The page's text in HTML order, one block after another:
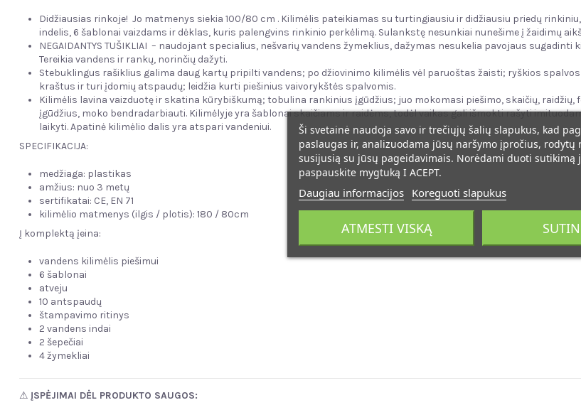
Didžiausias rinkoje! Jo matmenys siekia 100/80 cm . Kilimėlis pateikiamas su turtingiausiu ir didžiausiu priedų
indelis, 6 šablonai vaizdams ir dėklas, kuris palengvins rinkinio perkėlimą. Sulankstę nesunkiai nunešime į žaidimų
NEGAIDANTYS TUŠIKLIAI – naudojant specialius, nešvarių vandens žymeklius, dažymas nesukelia pavojaus
Tereikia vandens ir rankų, norinčių dažyti.
Stebuklingus rašiklius galima daug kartų pripilti vandens; po džiovinimo kilimėlis vėl paruoštas žaisti; ryškios
kraštus ir turi įdomių atspaudų; leidžia kurti piešinius vaivorykštės spalvomis.
Kilimėlis lavina vaizduotę ir skatina kūrybiškumą; tobulina rankinius įgūdžius; juo mokomasi piešimo, skaičių,
įgūdžius, moko bendradarbiauti. Kilimėlyje yra šablonai skaičiams ir raidėms, todėl vaikas gali išmokti rašyti
laikyti. Apatinė kilimėlio dalis yra atspari vandeniui.
SPECIFIKACIJA:
medžiaga: plastikas
amžius: nuo 3 metų
sertifikatai: CE, EN 71
kilimėlio matmenys (ilgis / plotis): 180 / 80cm
Į komplektą įeina:
vandens kilimėlis piešimui
6 šablonai
atveju
10 antspaudų
štampavimo ritinys
2 vandens indai
2 šepečiai
4 žymekliai
⚠ ĮSPĖJIMAI DĖL PRODUKTO SAUGOS:
Ši svetainė naudoja savo ir trečiųjų šalių slapukus, kad
paslaugas ir, analizuodama jūsų naršymo įpročius, rodytų
susijusią su jūsų pageidavimais. Norėdami duoti sutikimą
paspauskite mygtuką I ACEPT.
Daugiau informacijos Koreguoti slapukus
ATMESTI VISKĄ